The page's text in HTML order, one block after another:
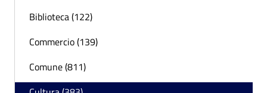
Biblioteca (122)
Commercio (139)
Comune (811)